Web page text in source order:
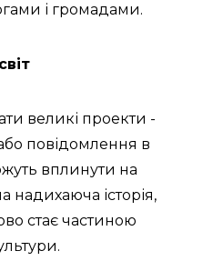
і громадами.
великі проекти -
повідомлення в
вплинути на
історія,
стає частиною